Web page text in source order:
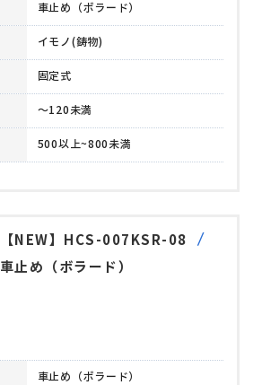
車止め（ボラード）
イモノ(鋳物)
固定式
～120未満
500以上~800未満
【NEW】HCS-007KSR-08
車止め（ボラード）
車止め（ボラード）